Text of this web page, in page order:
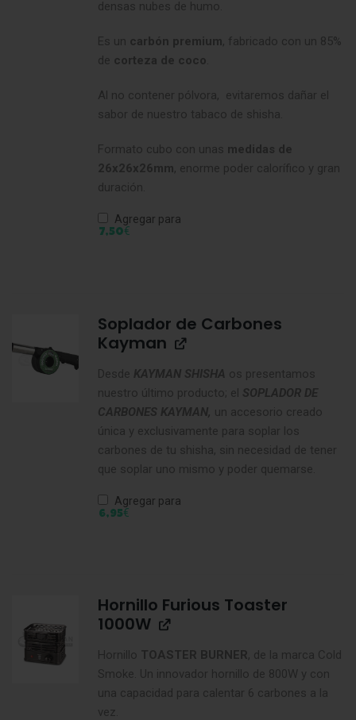
densas nubes de humo.
Es un carbón premium, fabricado con un 85%
de corteza de coco
Al no contener pólvora, evitaremos dañar el
sabor de nuestro tabaco de shisha.
Formato cubo con unas medidas de
26x26x26mm, enorme poder calorífico y gran
duración.
Agregar para
7,50€
Soplador de Carbones
Kayman
Desde KAYMAN SHISHA os presentamos
nuestro último producto; el SOPLADOR DE
CARBONES KAYMAN, un accesorio creado
única y exclusivamente para soplar los
carbones de tu shisha, sin necesidad de tener
que soplar uno mismo y poder quemarse.
Agregar para
6,95€
Hornillo Furious Toaster
1000W
Hornillo TOASTER BURNER, de la marca Cold
Smoke. Un innovador hornillo de 800W y con
una capacidad para calentar 6 carbones a la
vez.